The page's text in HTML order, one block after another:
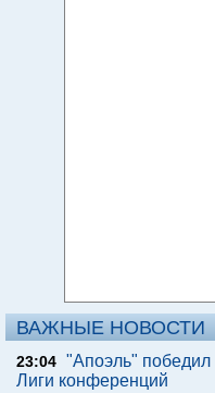
ВАЖНЫЕ НОВОСТИ
23:04 "Апоэль" победил
Лиги конференций